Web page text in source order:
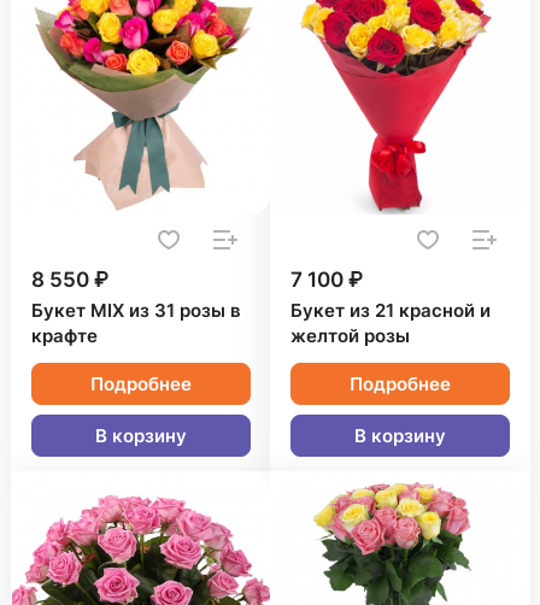
8 550 ₽
Букет MIX из 31 розы в
крафте
Подробнее
В корзину
7 100 ₽
Букет из 21 красной и
желтой розы
Подробнее
В корзину